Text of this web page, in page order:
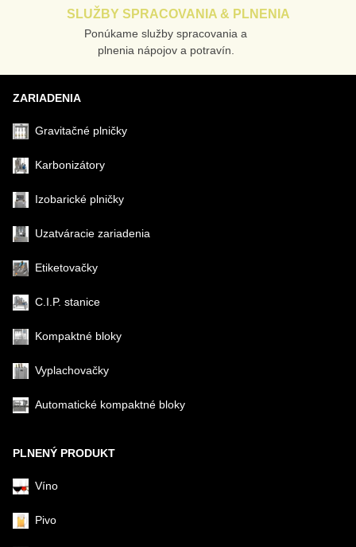
SLUŽBY SPRACOVANIA & PLNENIA
Ponúkame služby spracovania a
plnenia nápojov a potravín.
ZARIADENIA
Gravitačné plničky
Karbonizátory
Izobarické plničky
Uzatváracie zariadenia
Etiketovačky
C.I.P. stanice
Kompaktné bloky
Vyplachovačky
Automatické kompaktné bloky
PLNENÝ PRODUKT
Víno
Pivo